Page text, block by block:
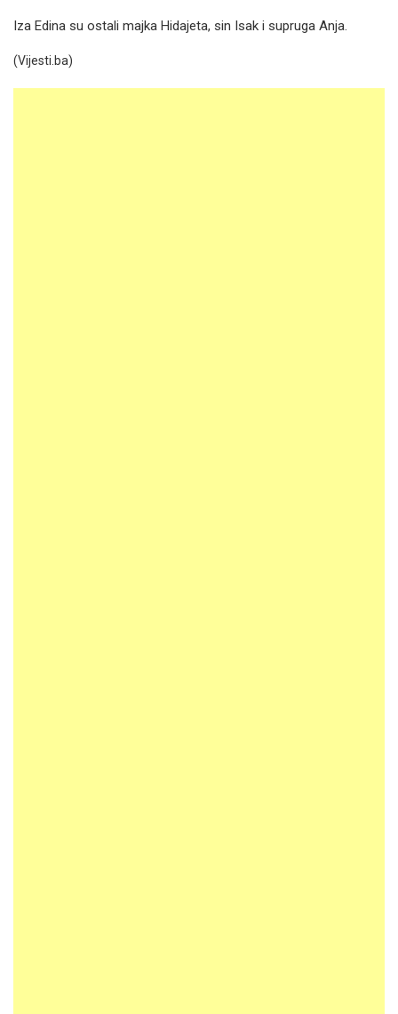
Iza Edina su ostali majka Hidajeta, sin Isak i supruga Anja.
(Vijesti.ba)